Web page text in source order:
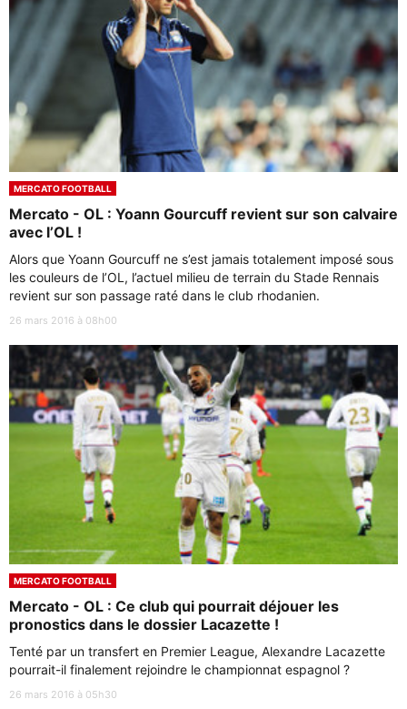
MERCATO FOOTBALL
Mercato - OL : Yoann Gourcuff revient sur son calvaire
avec l’OL !
Alors que Yoann Gourcuff ne s’est jamais totalement imposé sous
les couleurs de l’OL, l’actuel milieu de terrain du Stade Rennais
revient sur son passage raté dans le club rhodanien.
26 mars 2016 à 08h00
MERCATO FOOTBALL
Mercato - OL : Ce club qui pourrait déjouer les
pronostics dans le dossier Lacazette !
Tenté par un transfert en Premier League, Alexandre Lacazette
pourrait-il finalement rejoindre le championnat espagnol ?
26 mars 2016 à 05h30